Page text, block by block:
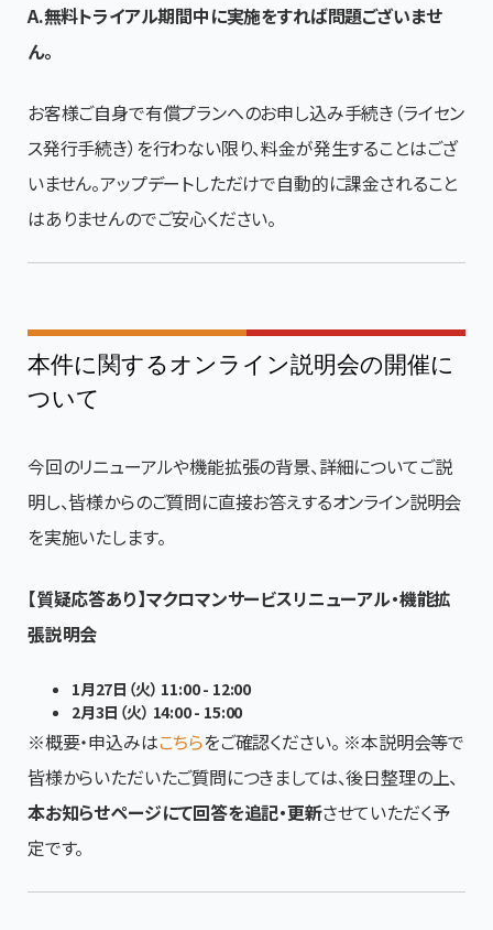
A.無料トライアル期間中に実施をすれば問題ございませ
ん。
お客様ご自身で有償プランへのお申し込み手続き（ライセン
ス発行手続き）を行わない限り、料金が発生することはござ
いません。アップデートしただけで自動的に課金されること
はありませんのでご安心ください。
本件に関するオンライン説明会の開催に
ついて
今回のリニューアルや機能拡張の背景、詳細についてご説
明し、皆様からのご質問に直接お答えするオンライン説明会
を実施いたします。
【質疑応答あり】マクロマンサービスリニューアル・機能拡
張説明会
1月27日（火） 11:00 - 12:00
2月3日（火） 14:00 - 15:00
※概要・申込みはこちらをご確認ください。 ※本説明会等で
皆様からいただいたご質問につきましては、後日整理の上、
本お知らせページにて回答を追記・更新させていただく予
定です。